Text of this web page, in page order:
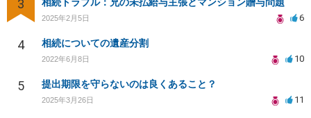
3
2025年2月5日 6
4 相続についての遺産分割
2022年6月8日 10
5 提出期限を守らないのは良くあること？
2025年3月26日 11